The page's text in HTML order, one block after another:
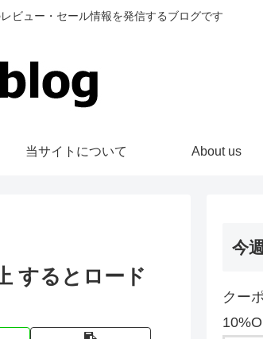
ビュー・セール情報を発信するブログです
当サイトについて About us
するとロード
今
クー